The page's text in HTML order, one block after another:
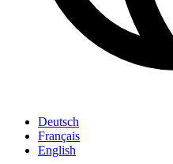
Deutsch
Français
English